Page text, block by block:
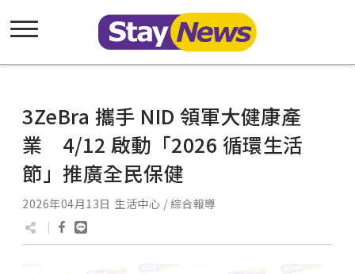
3ZeBra 攜手 NID 領軍大健康產
業 4/12 啟動「2026 循環生活
節」推廣全民保健
2026年04月13日 生活中心 / 綜合報導